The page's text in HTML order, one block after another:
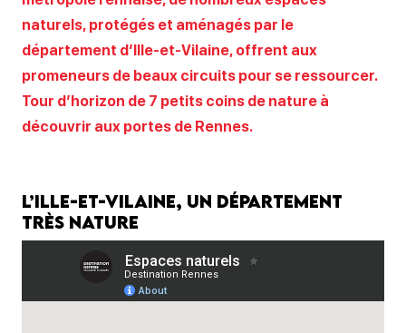
naturels, protégés et aménagés par le
département d’Ille-et-Vilaine, offrent aux
promeneurs de beaux circuits pour se ressourcer.
Tour d’horizon de 7 petits coins de nature à
découvrir aux portes de Rennes.
L’Ille-et-Vilaine, un département
très nature